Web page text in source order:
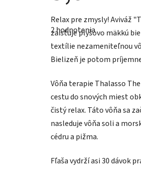
Priemerné
hodnotenie
produktu
5,0
z
5
2 hodnotenia
Relax pre zmysly! Aviváž
zaisťuje plyšovo mäkkú
textílie nezameniteľnou
Bielizeň je potom
Vôňa terapie Thalasso
cestu do snových miest
čistý relax. Táto vôňa sa
nasleduje vôňa soli a
cédru a pižma.
Fľaša vydrží asi 30 dávok